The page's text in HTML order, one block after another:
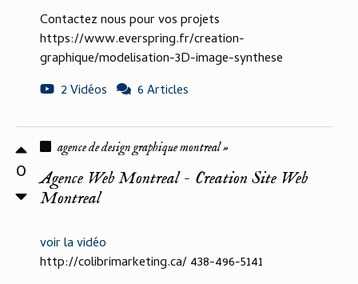
Contactez nous pour vos projets
https://www.everspring.fr/creation-
graphique/modelisation-3D-image-synthese
2 Vidéos
6 Articles
0
agence de design graphique montreal »
Agence Web Montreal - Creation Site Web
Montreal
voir la vidéo
http://colibrimarketing.ca/ 438-496-5141